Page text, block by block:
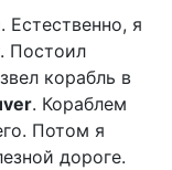
Естественно, я
. Постоил
корабль в
. Кораблем
Потом я
дороге.